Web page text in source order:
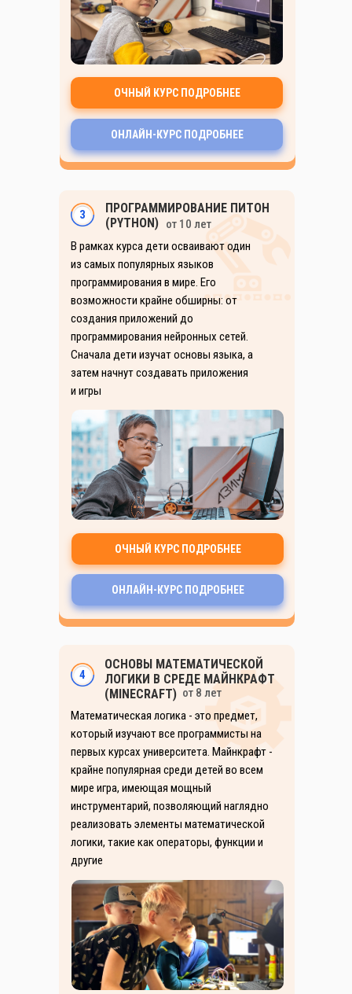
ОНЛАЙН-КУРС ПОДРОБНЕЕ
3
ПРОГРАММИРОВАНИЕ ПИТОН
(PYTHON)
В рамках курса дети осваивают один
из самых популярных языков
программирования в мире. Его
возможности крайне обширны: от
создания приложений до
программирования нейронных сетей.
Сначала дети изучат основы языка, а
затем начнут создавать приложения
и игры
ОЧНЫЙ КУРС ПОДРОБНЕЕ
ОНЛАЙН-КУРС ПОДРОБНЕЕ
4
ОСНОВЫ МАТЕМАТИЧЕСКОЙ
ЛОГИКИ В СРЕДЕ МАЙНКРАФТ
(MINECRAFT)
Математическая логика - это предмет,
который изучают все программисты на
первых курсах университета. Майнкрафт -
крайне популярная среди детей во всем
мире игра, имеющая мощный
инструментарий, позволяющий наглядно
реализовать элементы математической
логики, такие как операторы, функции и
другие
ОЧНЫЙ КУРС ПОДРОБНЕЕ
от 8 лет
от 10 лет